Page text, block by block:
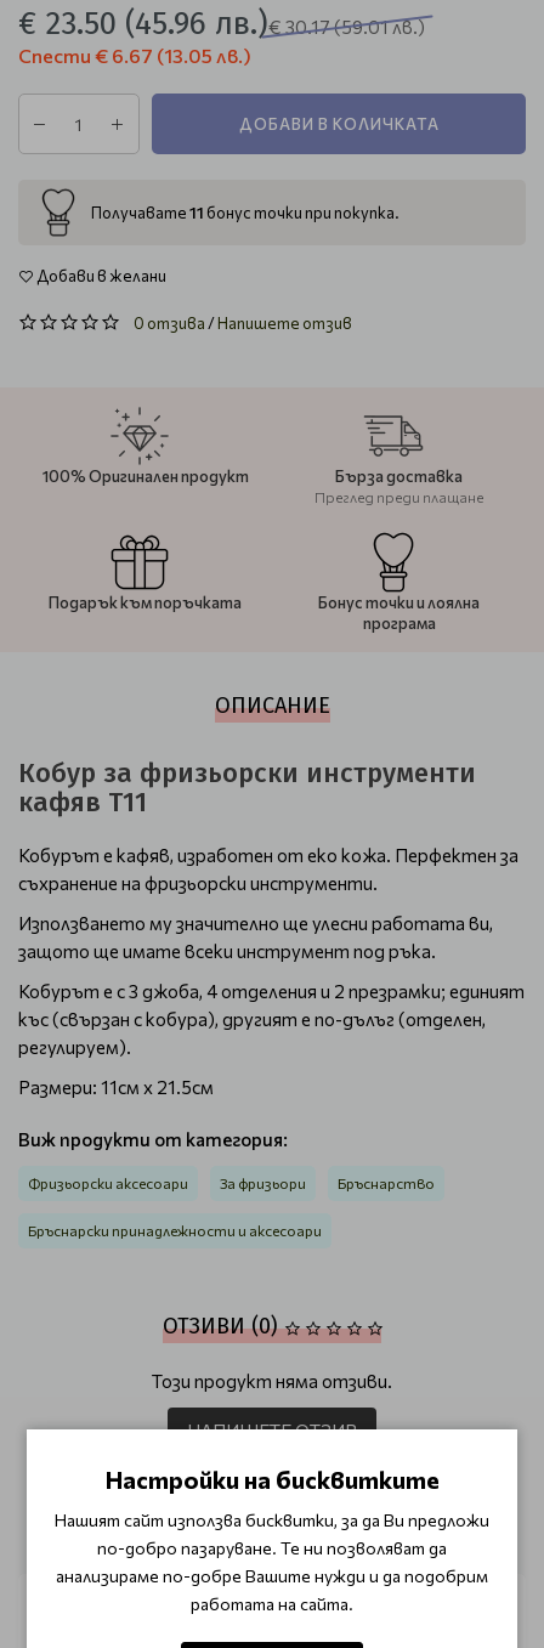
€ 23.50 (45.96 лв.)€ 30.17(59.01 лв.)
Спести € 6.67 (13.05 лв.)
ДОБАВИ В КОЛИЧКАТА
Получавате11 бонус точки при покупка.
Добави в желани
0 отзива/Напишете отзив
100% Оригинален продукт Бърза доставка
Преглед преди плащане
Подарък към поръчката
Бонус точки и лоялна
програма
ОПИСАНИЕ
Кобур за фризьорски инструменти
кафяв Т11
Кобурът е кафяв, изработен от еко кожа. Перфектен за
съхранение на фризьорски инструменти.
Използването му значително ще улесни работата ви,
защото ще имате всеки инструмент под ръка.
Кобурът е с 3 джоба, 4 отделения и 2 презрамки; единият
къс (свързан с кобура), другият е по-дълъг (отделен,
регулируем).
Размери: 11см х 21.5см
Виж продукти от категория:
Фризьорски аксесоари За фризьори Бръснарство
Бръснарски принадлежности и аксесоари
ОТЗИВИ (0)
Този продукт няма отзиви.
НАПИШЕТЕ ОТЗИВ
ОЩЕ ОТ КАТЕГОРИЯТА
Настройки на бисквитките
Нашият сайт използва бисквитки, за да Ви предложи
по-добро пазаруване. Те ни позволяват да
анализираме по-добре Вашите нужди и да подобрим
работата на сайта.